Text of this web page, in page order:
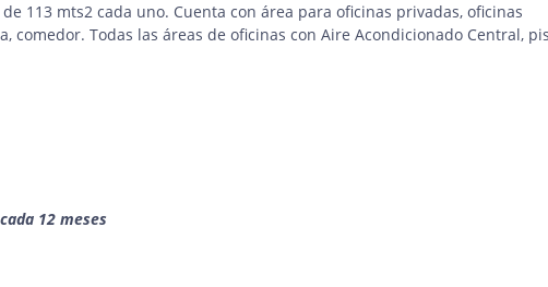
113 mts2 cada uno. Cuenta con área para oficinas privadas, oficinas
comedor. Todas las áreas de oficinas con Aire Acondicionado Central,
12 meses